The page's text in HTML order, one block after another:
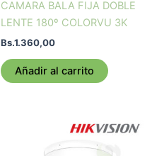
CAMARA BALA FIJA DOBLE
LENTE 180º COLORVU 3K
Bs.1.360,00
Añadir al carrito